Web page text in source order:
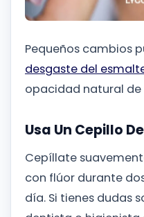
Pequeños cambios
desgaste del
opacidad natural de
Usa Un Cepillo
Cepíllate
con flúor durante
día. Si tienes dudas